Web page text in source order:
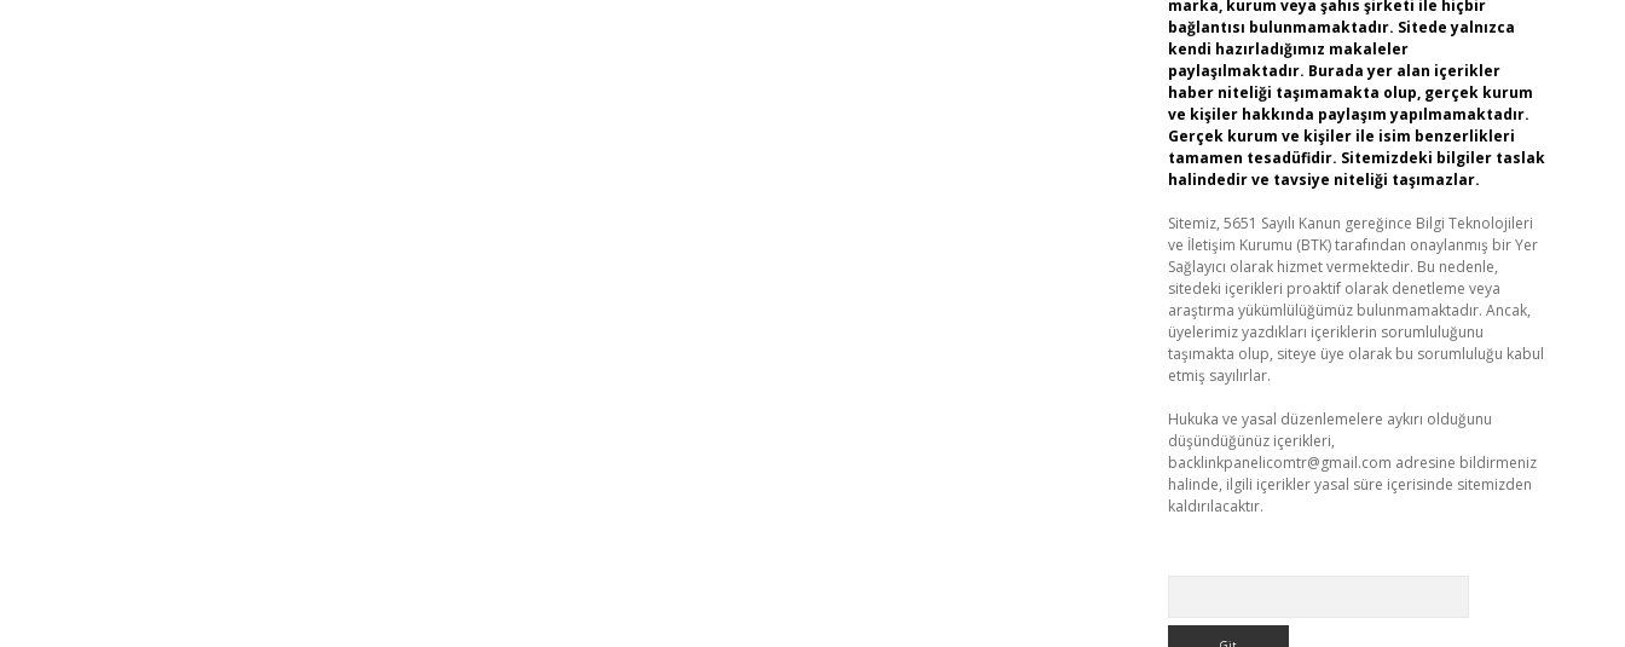
marka, kurum veya şahıs şirketi ile hiçbir
bağlantısı bulunmamaktadır. Sitede yalnızca
kendi hazırladığımız makaleler
paylaşılmaktadır. Burada yer alan içerikler
haber niteliği taşımamakta olup, gerçek kurum
ve kişiler hakkında paylaşım yapılmamaktadır.
Gerçek kurum ve kişiler ile isim benzerlikleri
tamamen tesadüfidir. Sitemizdeki bilgiler taslak
halindedir ve tavsiye niteliği taşımazlar.
Sitemiz, 5651 Sayılı Kanun gereğince Bilgi Teknolojileri
ve İletişim Kurumu (BTK) tarafından onaylanmış bir Yer
Sağlayıcı olarak hizmet vermektedir. Bu nedenle,
sitedeki içerikleri proaktif olarak denetleme veya
araştırma yükümlülüğümüz bulunmamaktadır. Ancak,
üyelerimiz yazdıkları içeriklerin sorumluluğunu
taşımakta olup, siteye üye olarak bu sorumluluğu kabul
etmiş sayılırlar.
Hukuka ve yasal düzenlemelere aykırı olduğunu
düşündüğünüz içerikleri,
backlinkpanelicomtr@gmail.com adresine bildirmeniz
halinde, ilgili içerikler yasal süre içerisinde sitemizden
kaldırılacaktır.